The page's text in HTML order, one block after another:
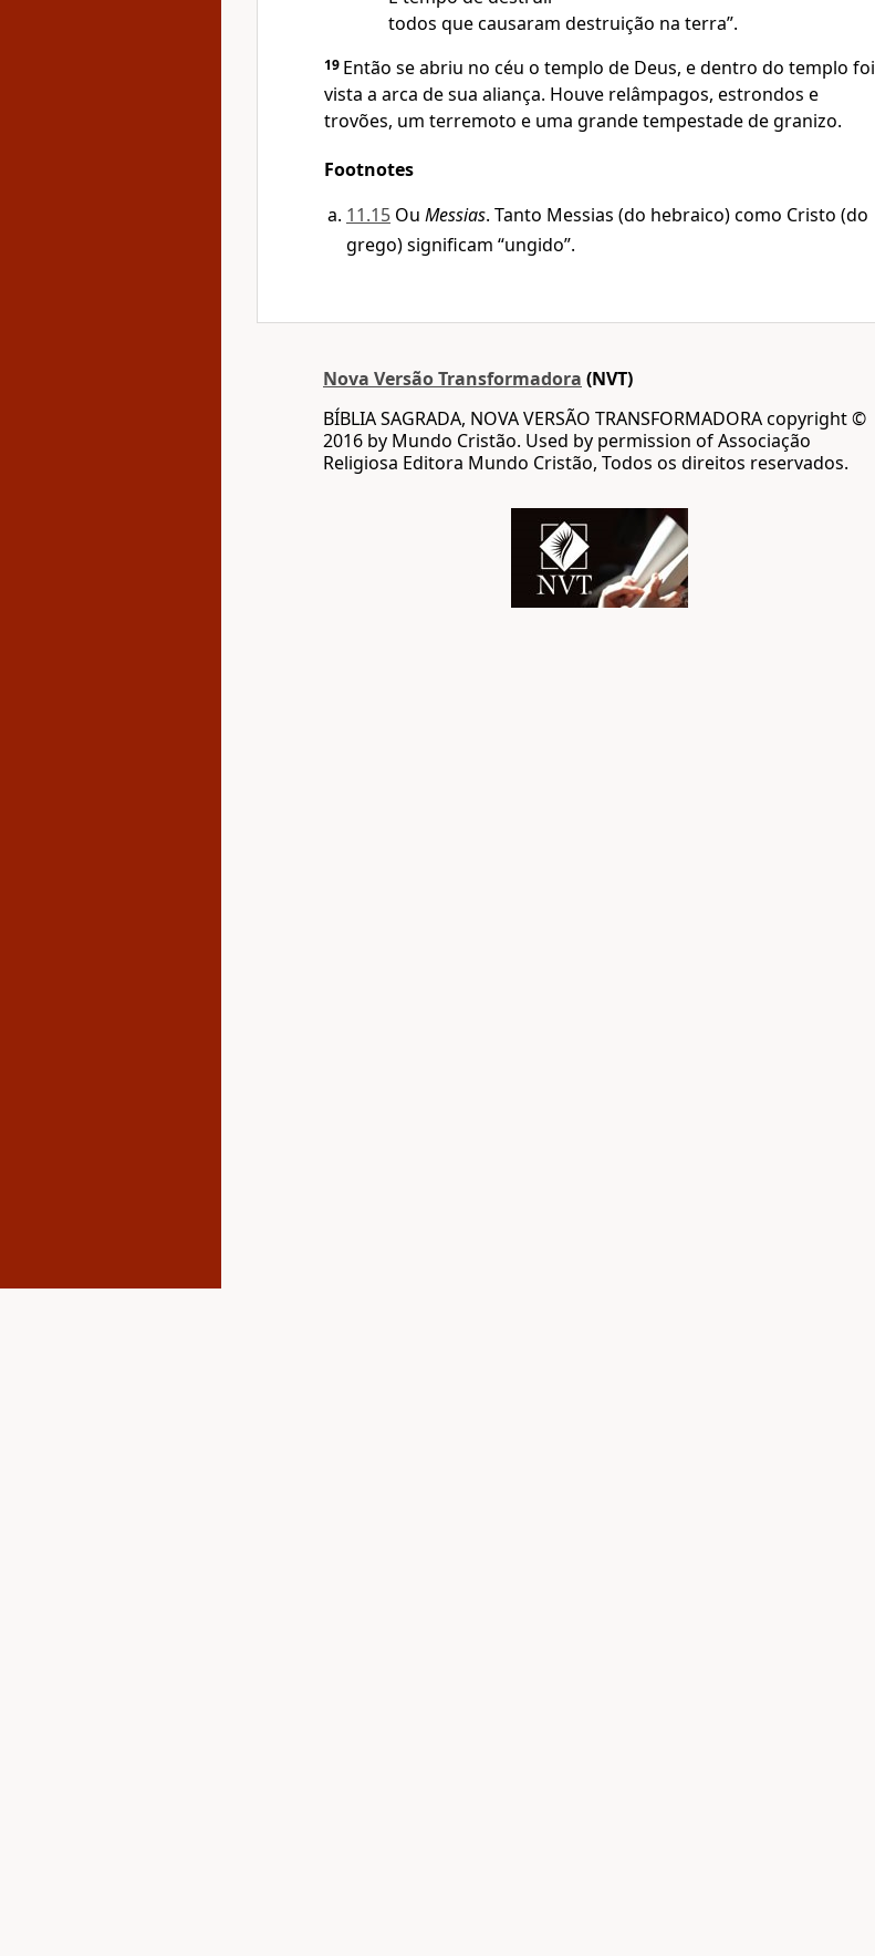
todos que causaram destruição na terra”.
19 Então se abriu no céu o templo de Deus, e dentro do templo foi
vista a arca de sua aliança. Houve relâmpagos, estrondos e
trovões, um terremoto e uma grande tempestade de granizo.
Footnotes
11.15 Ou Messias. Tanto Messias (do hebraico) como Cristo (do
grego) significam “ungido”.
Nova Versão Transformadora (NVT)
BÍBLIA SAGRADA, NOVA VERSÃO TRANSFORMADORA copyright ©
2016 by Mundo Cristão. Used by permission of Associação
Religiosa Editora Mundo Cristão, Todos os direitos reservados.